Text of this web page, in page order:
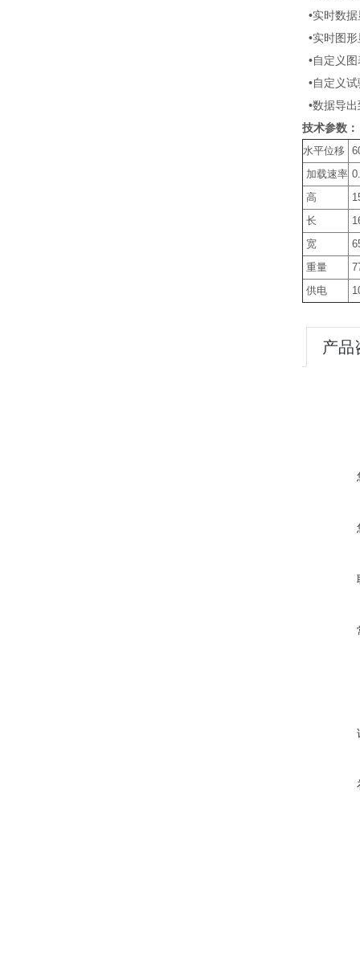
•实时数
•实时图
•自定义
•自定义
•数据导
技术参数：
水平位移
加载速率
高
长
宽
重量
供电
产品